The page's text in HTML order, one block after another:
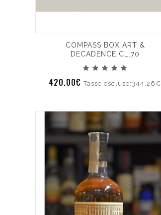
COMPASS BOX ART &
DECADENCE CL.70
420.00€Tasse escluse:344.26€